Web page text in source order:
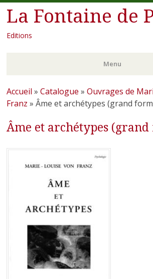
La Fontaine de
Editions
Menu
Aller
au
principal
Accueil » Catalogue » Ouvrages de
Franz » Âme et archétypes (grand
Âme et archétypes